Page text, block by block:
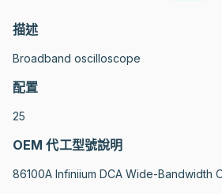
描述
Broadband oscilloscope
配置
25
OEM 代工型號說明
86100A Infiniium DCA Wide-Bandwidth